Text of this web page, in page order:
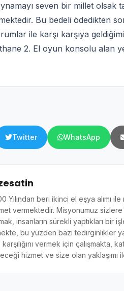
seven bir millet olsak
Bu bedeli ödedikten
ile karşı karşıya
2. El oyun konsolu alan
Twitter WhatsApp
Yılından beri ikinci el eşya alımı
vermektedir. Misyonumuz
insanların sürekli yaptıkları bir
bu yüzden bazı tedirginlikler
karşılığını vermek için çalışmakta,
hizmet ve size olan yaklaşımı